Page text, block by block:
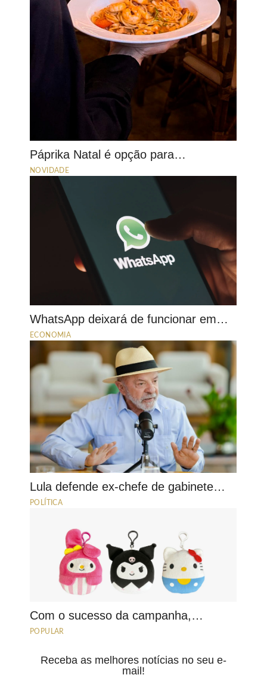
Páprika Natal é opção para…
NOVIDADE
WhatsApp deixará de funcionar em…
ECONOMIA
Lula defende ex-chefe de gabinete…
POLÍTICA
Com o sucesso da campanha,…
POPULAR
Receba as melhores notícias no seu e-
mail!